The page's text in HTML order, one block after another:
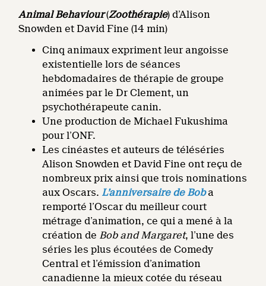
Animal Behaviour(Zoothérapie) d’Alison
Snowden et David Fine (14 min)
Cinq animaux expriment leur angoisse
existentielle lors de séances
hebdomadaires de thérapie de groupe
animées par le Dr Clement, un
psychothérapeute canin.
Une production de Michael Fukushima
pour l’ONF.
Les cinéastes et auteurs de téléséries
Alison Snowden et David Fine ont reçu de
nombreux prix ainsi que trois nominations
aux Oscars. L’anniversaire de Boba
remporté l’Oscar du meilleur court
métrage d’animation, ce qui a mené à la
création de Bob and Margaret, l’une des
séries les plus écoutées de Comedy
Central et l’émission d’animation
canadienne la mieux cotée du réseau